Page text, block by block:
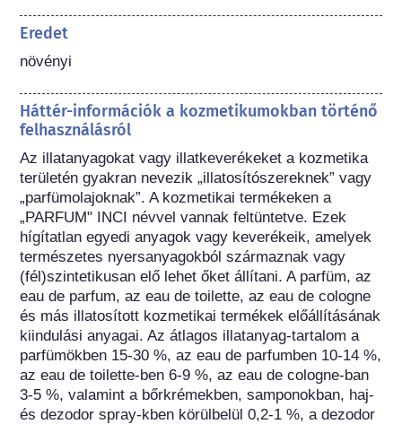
Eredet
növényi
Háttér-információk a kozmetikumokban történő
felhasználásról
Az illatanyagokat vagy illatkeverékeket a kozmetika
területén gyakran nevezik „illatosítószereknek” vagy
„parfümolajoknak”. A kozmetikai termékeken a
„PARFUM" INCI névvel vannak feltüntetve. Ezek
hígítatlan egyedi anyagok vagy keverékeik, amelyek
természetes nyersanyagokból származnak vagy
(fél)szintetikusan elő lehet őket állítani. A parfüm, az
eau de parfum, az eau de toilette, az eau de cologne
és más illatosított kozmetikai termékek előállításának
kiindulási anyagai. Az átlagos illatanyag-tartalom a
parfümökben 15-30 %, az eau de parfumben 10-14 %,
az eau de toilette-ben 6-9 %, az eau de cologne-ban
3-5 %, valamint a bőrkrémekben, samponokban, haj-
és dezodor spray-kben körülbelül 0,2-1 %, a dezodor